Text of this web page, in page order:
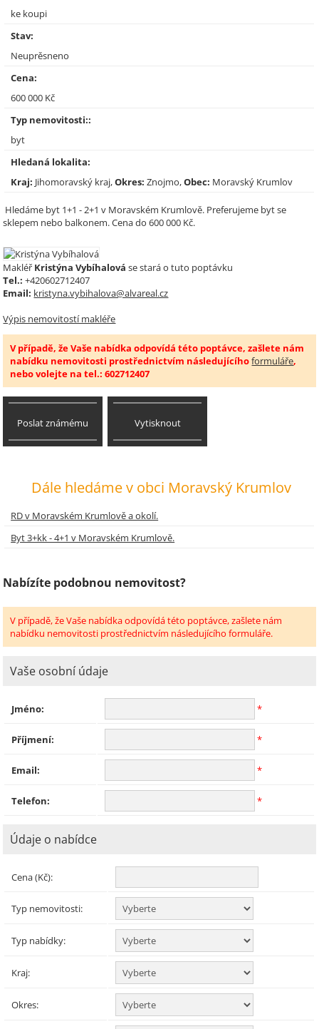
ke koupi
Stav:
Neuprěsneno
Cena:
600 000 Kč
Typ nemovitosti::
byt
Hledaná lokalita:
Kraj: Jihomoravský kraj,Okres:Znojmo,Obec: Moravský Krumlov
Hledáme byt 1+1 - 2+1 v Moravském Krumlově. Preferujeme byt se
sklepem nebo balkonem. Cena do 600 000 Kč.
Makléř Kristýna Vybíhalová se stará o tuto poptávku
Tel.: +420602712407
Email: kristyna.vybihalova@alvareal.cz
Výpis nemovitostí makléře
V případě, že Vaše nabídka odpovídá této poptávce, zašlete nám
nabídku nemovitosti prostřednictvím následujícíhoformuláře,
nebo volejte na tel.: 602712407
Poslat známému Vytisknout
Dále hledáme v obci Moravský Krumlov
RD v Moravském Krumlově a okolí.
Byt 3+kk - 4+1 v Moravském Krumlově.
Nabízíte podobnou nemovitost?
V případě, že Vaše nabídka odpovídá této poptávce, zašlete nám
nabídku nemovitosti prostřednictvím následujícího formuláře.
Vaše osobní údaje
Jméno: *
Příjmení: *
Email: *
Telefon: *
Údaje o nabídce
Cena (Kč):
Typ nemovitosti:
Typ nabídky:
Kraj:
Okres: